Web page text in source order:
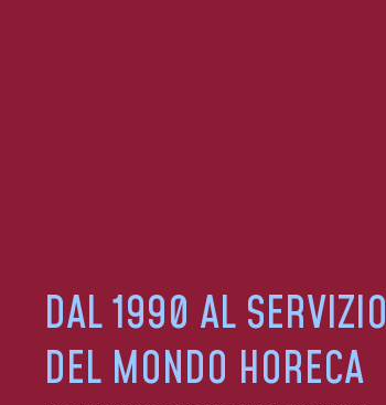
DAL 1990 AL SERVIZIO
DEL MONDO HORECA